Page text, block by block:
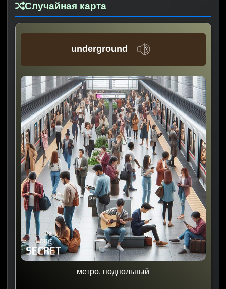
Случайная карта
underground
метро, подпольный